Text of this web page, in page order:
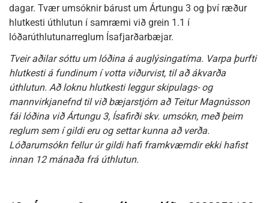
dagar. Tvær umsóknir bárust um Ártungu 3 og því ræður
hlutkesti úthlutun í samræmi við grein 1.1 í
lóðarúthlutunarreglum Ísafjarðarbæjar.
Tveir aðilar sóttu um lóðina á auglýsingatíma. Varpa þurfti
hlutkesti á fundinum í votta viðurvist, til að ákvarða
úthlutun. Að loknu hlutkesti leggur skipulags- og
mannvirkjanefnd til við bæjarstjórn að Teitur Magnússon
fái lóðina við Ártungu 3, Ísafirði skv. umsókn, með þeim
reglum sem í gildi eru og settar kunna að verða.
Lóðarumsókn fellur úr gildi hafi framkvæmdir ekki hafist
innan 12 mánaða frá úthlutun.